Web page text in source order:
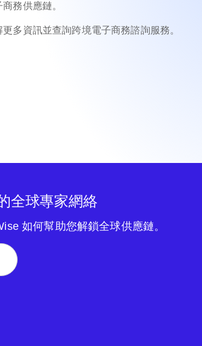
務供應鏈。
更多資訊並查詢跨境電子商務諮詢服務。
全球專家網絡
如何幫助您解鎖全球供應鏈。